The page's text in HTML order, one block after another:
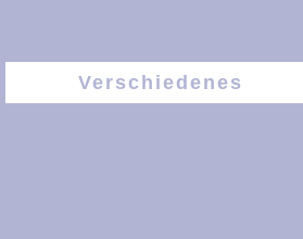
Verschiedenes